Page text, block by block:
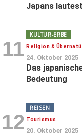
Japans
11
KULTUR-ERBE
Religion &
24. Oktober 2025
Das
Bedeutung
12
REISEN
Tourismus
20. Oktober 2025